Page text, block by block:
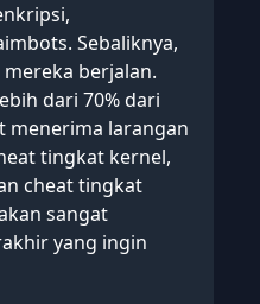
Sebaliknya,
berjalan.
dari 70% dari
menerima larangan
tingkat kernel,
cheat tingkat
sangat
yang ingin